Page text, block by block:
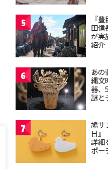
5
『
田信
が実
紹介
6
あの
縄文
器、
謎と
7
鳩サ
日』
詳細
ポー